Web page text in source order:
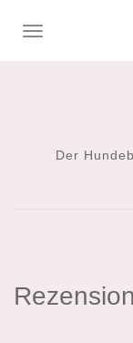
NAVIGATION
Der
Rezension